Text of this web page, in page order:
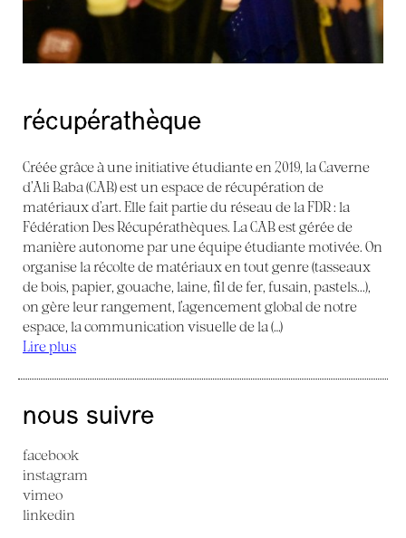
récupérathèque
Créée grâce à une initiative étudiante en 2019, la Caverne
d’Ali Baba (CAB) est un espace de récupération de
matériaux d’art. Elle fait partie du réseau de la FDR : la
Fédération Des Récupérathèques. La CAB est gérée de
manière autonome par une équipe étudiante motivée. On
organise la récolte de matériaux en tout genre (tasseaux
de bois, papier, gouache, laine, fil de fer, fusain, pastels...),
on gère leur rangement, l’agencement global de notre
espace, la communication visuelle de la (…)
Lire plus
nous suivre
facebook
instagram
vimeo
linkedin